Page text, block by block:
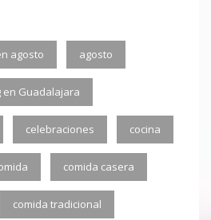
agosto agosto
en Guadalajara
celebraciones cocina
comida casera
comida tradicional